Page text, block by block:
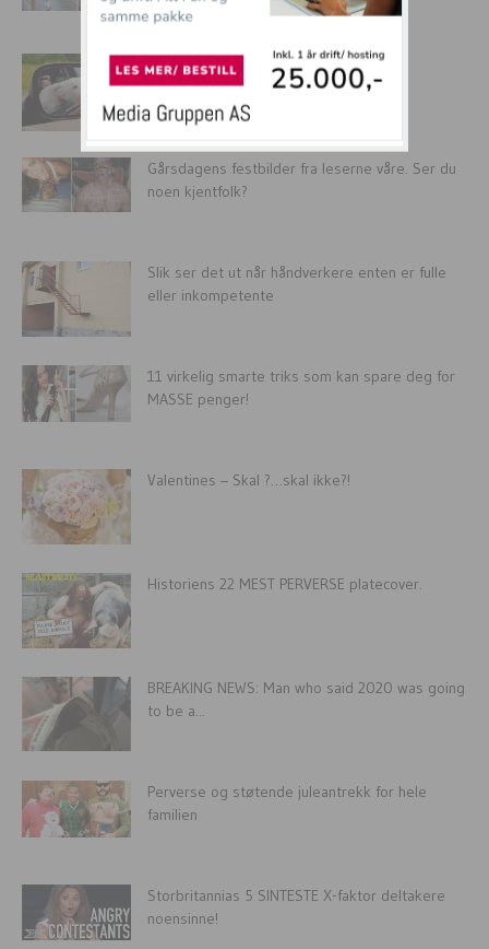
20 Hunder som virkelig ELSKER bilturer.
Gårsdagens festbilder fra leserne våre. Ser du
noen kjentfolk?
Slik ser det ut når håndverkere enten er fulle
eller inkompetente
11 virkelig smarte triks som kan spare deg for
MASSE penger!
Valentines – Skal ?…skal ikke?!
Historiens 22 MEST PERVERSE platecover.
BREAKING NEWS: Man who said 2020 was going
to be a...
Perverse og støtende juleantrekk for hele
familien
Storbritannias 5 SINTESTE X-faktor deltakere
noensinne!